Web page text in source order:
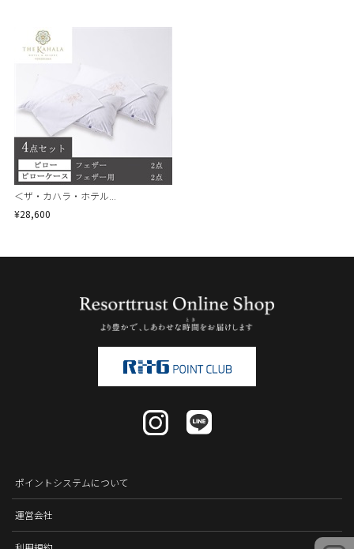
＜ザ・カハラ・ホテル...
¥28,600
ポイントシステムについて
運営会社